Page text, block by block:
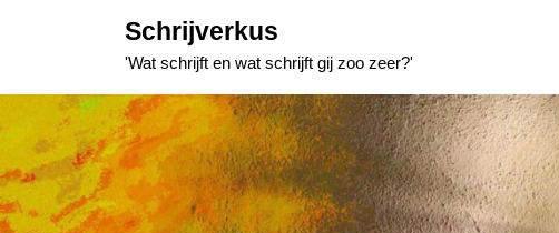
Schrijverkus
'Wat schrijft en wat schrijft gij zoo zeer?'